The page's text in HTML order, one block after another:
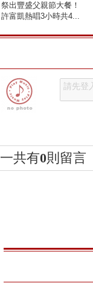
祭出豐盛父親節大餐！
許富凱熱唱3小時共4...
一共有0則留言